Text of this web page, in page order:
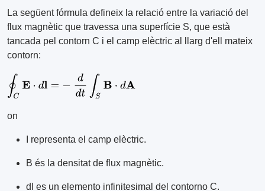
La següent fórmula defineix la relació entre la variació del
flux magnètic que travessa una superfície S, que està
tancada pel contorn C i el camp elèctric al llarg d'ell mateix
contorn:
on
I representa el camp elèctric.
B és la densitat de flux magnètic.
dl es un elemento infinitesimal del contorno C.